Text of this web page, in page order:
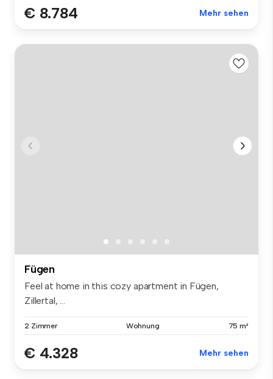
€ 8.784 Mehr sehen
Fügen
Feel at home in this cozy apartment in Fügen,
Zillertal, ...
2 Zimmer Wohnung 75 m²
€ 4.328 Mehr sehen